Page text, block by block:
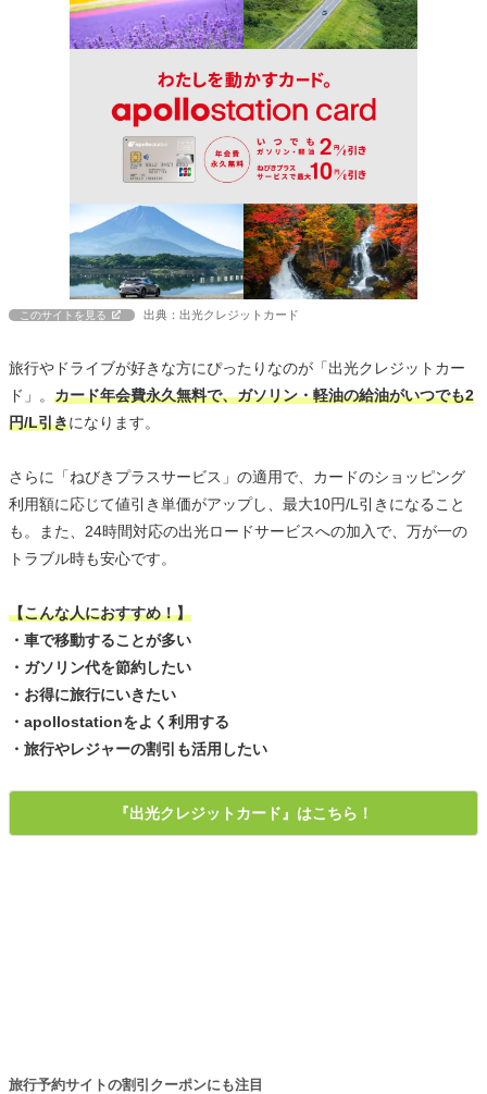
このサイトを見る 出典：出光クレジットカード
旅行やドライブが好きな方にぴったりなのが「出光クレジットカー
ド」。 カード年会費永久無料で、ガソリン・軽油の給油がいつでも2
円/L引きになります。
さらに「ねびきプラスサービス」の適用で、カードのショッピング
利用額に応じて値引き単価がアップし、最大10円/L引きになること
も。また、24時間対応の出光ロードサービスへの加入で、万が一の
トラブル時も安心です。
【こんな人におすすめ！】
・車で移動することが多い
・ガソリン代を節約したい
・お得に旅行にいきたい
・apollostationをよく利用する
・旅行やレジャーの割引も活用したい
『出光クレジットカード』はこちら！
旅行予約サイトの割引クーポンにも注目